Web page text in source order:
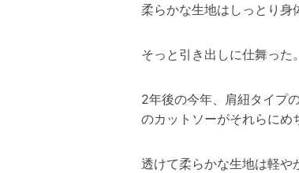
柔らかな生地はしっとり
そっと引き出しに仕舞った。
2年後の今年、肩紐タイプ
のカットソーがそれらにめ
透けて柔らかな生地は軽や